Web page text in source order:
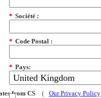
* Société :
* Code Postal :
* Pays:
from CS ( Our Privacy Policy